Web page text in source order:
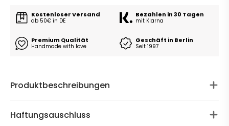
Kostenloser Versand
ab 50€ in DE
Bezahlen in 30 Tagen
mit Klarna
Premium Qualität
Handmade with love
Geschäft in Berlin
Seit 1997
Produktbeschreibungen
Haftungsauschluss